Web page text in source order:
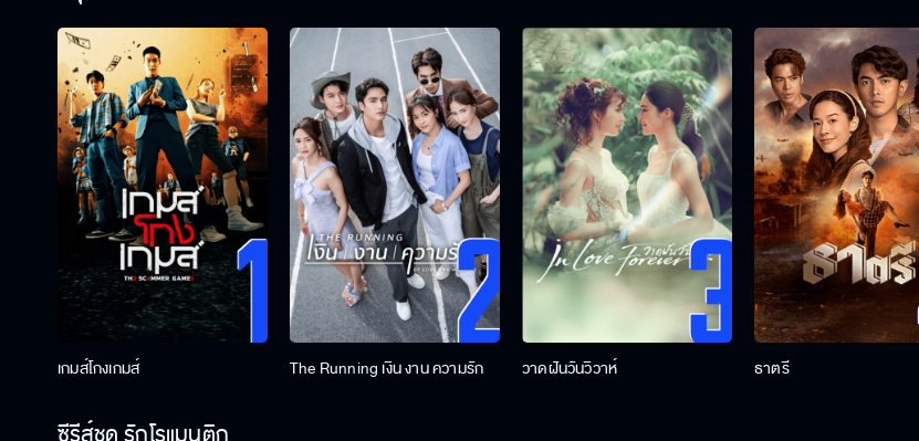
เกมส์โกงเกมส์ The Running เงิน งาน ความรัก วาดฝันวันวิวาห์ ธาตรี